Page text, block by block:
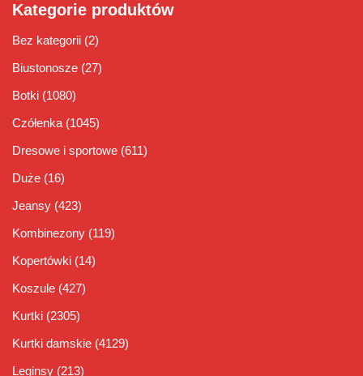
Kategorie produktów
Bez kategorii (2)
Biustonosze (27)
Botki (1080)
Czółenka (1045)
Dresowe i sportowe (611)
Duże (16)
Jeansy (423)
Kombinezony (119)
Kopertówki (14)
Koszule (427)
Kurtki (2305)
Kurtki damskie (4129)
Leginsy (213)